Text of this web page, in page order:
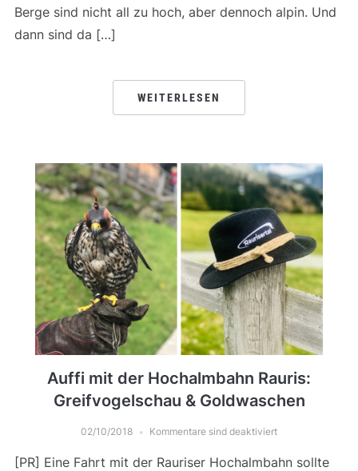
Berge sind nicht all zu hoch, aber dennoch alpin. Und
dann sind da […]
WEITERLESEN
Auffi mit der Hochalmbahn Rauris:
Greifvogelschau & Goldwaschen
02/10/2018 Kommentare sind deaktiviert
[PR] Eine Fahrt mit der Rauriser Hochalmbahn sollte